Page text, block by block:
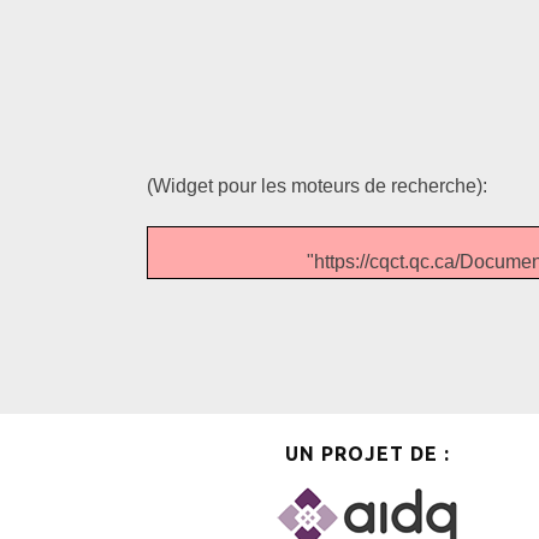
(Widget pour les moteurs de recherche):
"https://cqct.qc.ca/
UN PROJET DE :